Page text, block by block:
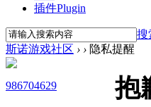
插件Plugin
搜
斯诺游戏社区 › › 隐私提醒
986704629
抱